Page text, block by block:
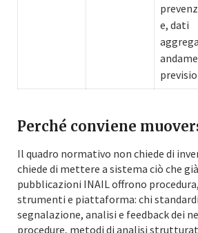
e, dati
Perché conviene
Il quadro normativo non chiede di
chiede di mettere a sistema ciò che
pubblicazioni INAIL offrono
strumenti e piattaforma: chi
segnalazione, analisi e feedback dei
procedure, metodi di analisi